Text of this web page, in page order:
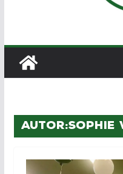
Autor:Sophie